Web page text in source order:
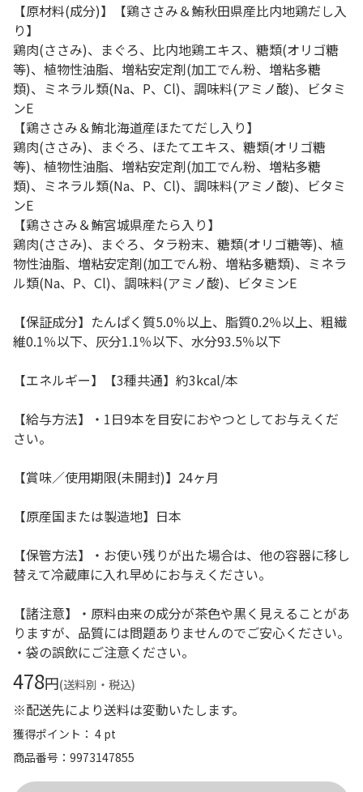
【原材料(成分)】【鶏ささみ＆鮪秋田県産比内地鶏だし入
り】
鶏肉(ささみ)、まぐろ、比内地鶏エキス、糖類(オリゴ糖
等)、植物性油脂、増粘安定剤(加工でん粉、増粘多糖
類)、ミネラル類(Na、P、Cl)、調味料(アミノ酸)、ビタミ
ンE
【鶏ささみ＆鮪北海道産ほたてだし入り】
鶏肉(ささみ)、まぐろ、ほたてエキス、糖類(オリゴ糖
等)、植物性油脂、増粘安定剤(加工でん粉、増粘多糖
類)、ミネラル類(Na、P、Cl)、調味料(アミノ酸)、ビタミ
ンE
【鶏ささみ＆鮪宮城県産たら入り】
鶏肉(ささみ)、まぐろ、タラ粉末、糖類(オリゴ糖等)、植
物性油脂、増粘安定剤(加工でん粉、増粘多糖類)、ミネラ
ル類(Na、P、Cl)、調味料(アミノ酸)、ビタミンE
【保証成分】たんぱく質5.0％以上、脂質0.2％以上、粗繊
維0.1％以下、灰分1.1％以下、水分93.5％以下
【エネルギー】【3種共通】約3kcal/本
【給与方法】・1日9本を目安におやつとしてお与えくだ
さい。
【賞味／使用期限(未開封)】24ヶ月
【原産国または製造地】日本
【保管方法】・お使い残りが出た場合は、他の容器に移し
替えて冷蔵庫に入れ早めにお与えください。
【諸注意】・原料由来の成分が茶色や黒く見えることがあ
りますが、品質には問題ありませんのでご安心ください。
・袋の誤飲にご注意ください。
478円(送料別・税込)
※配送先により送料は変動いたします。
獲得ポイント： 4 pt
商品番号
9973147855